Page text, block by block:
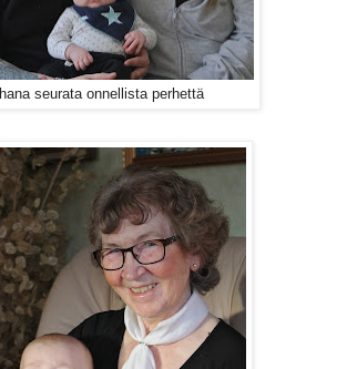
Ihana seurata onnellista perhettä